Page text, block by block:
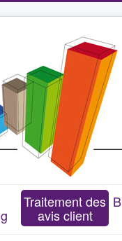
Traitement des
avis client